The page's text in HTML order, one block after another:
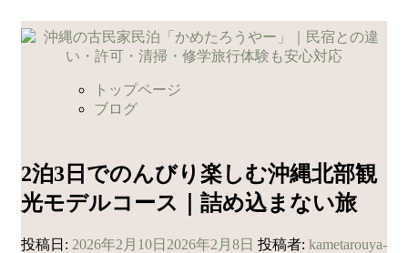
コ
ン
キ
ッ
プ
トップページ
ブログ
2泊3日でのんびり楽しむ沖縄北部観
光モデルコース｜詰め込まない旅
投稿日: 2026年2月10日 2026年2月8日 投稿者: kametarouya-